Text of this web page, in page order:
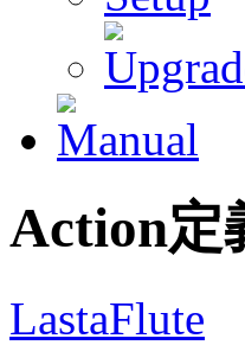
Action定
LastaFlute